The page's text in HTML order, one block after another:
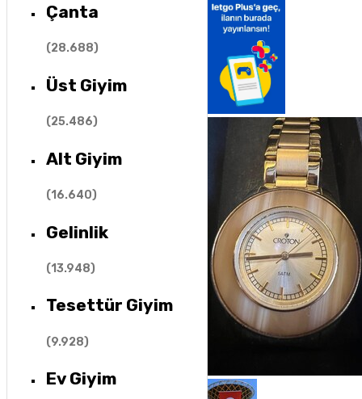
Çanta
(28.688)
Üst Giyim
(25.486)
Alt Giyim
(16.640)
Gelinlik
(13.948)
Tesettür Giyim
(9.928)
Ev Giyim